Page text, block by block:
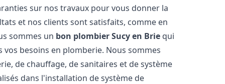
sur nos travaux pour vous donner la
et nos clients sont satisfaits, comme en
sommes un bon plombierSucy en Brie qui
besoins en plomberie. Nous sommes
de chauffage, de sanitaires et de système
dans l'installation de système de